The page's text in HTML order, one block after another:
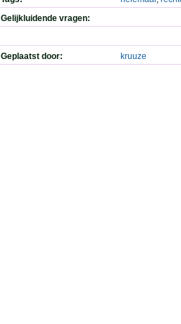
Gelijkluidende vragen:
Geplaatst door: kruuze